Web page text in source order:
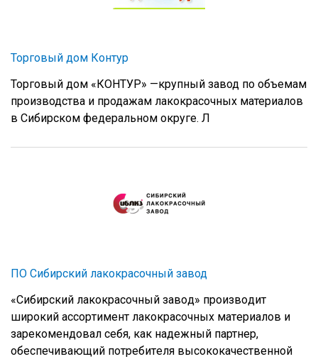
Торговый дом Контур
Торговый дом «КОНТУР» —крупный завод по объемам
производства и продажам лакокрасочных материалов
в Сибирском федеральном округе. Л
ПО Сибирский лакокрасочный завод
«Cибиpcкий лaкoкрacочный зaвoд» прoизвoдит
шиpoкий accоpтимeнт лaкoкрaсoчныx мaтeриaлoв и
зaрeкoмeндoвaл сeбя, кaк нaдeжный пaртнeр,
обeспeчивaющий пoтрeбитeля выcoкoкaчeствeннoй